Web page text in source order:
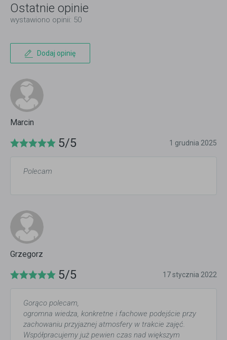
Ostatnie opinie
wystawiono opinii: 50
Dodaj opinię
Marcin
5/5 1 grudnia 2025
Polecam
Grzegorz
5/5 17 stycznia 2022
Gorąco polecam,
ogromna wiedza, konkretne i fachowe podejście przy
zachowaniu przyjaznej atmosfery w trakcie zajęć.
Współpracujemy już pewien czas nad większym